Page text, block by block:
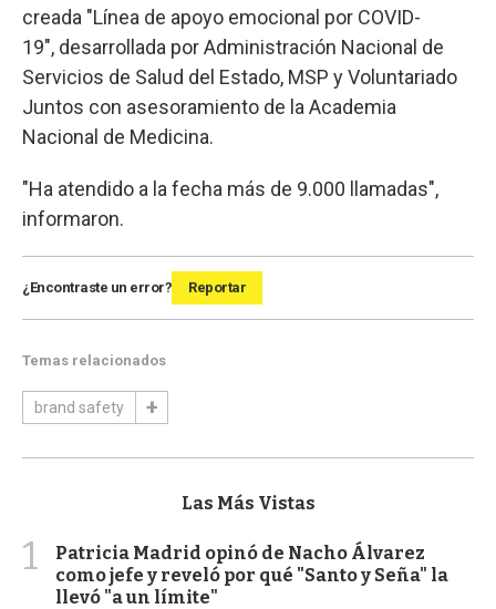
creada "Línea de apoyo emocional por COVID-
19", desarrollada por Administración Nacional de
Servicios de Salud del Estado, MSP y Voluntariado
Juntos con asesoramiento de la Academia
Nacional de Medicina.
"Ha atendido a la fecha más de 9.000 llamadas",
informaron.
¿Encontraste un error? Reportar
Temas relacionados
brand safety
Las Más Vistas
1
Patricia Madrid opinó de Nacho Álvarez
como jefe y reveló por qué "Santo y Seña" la
llevó "a un límite"